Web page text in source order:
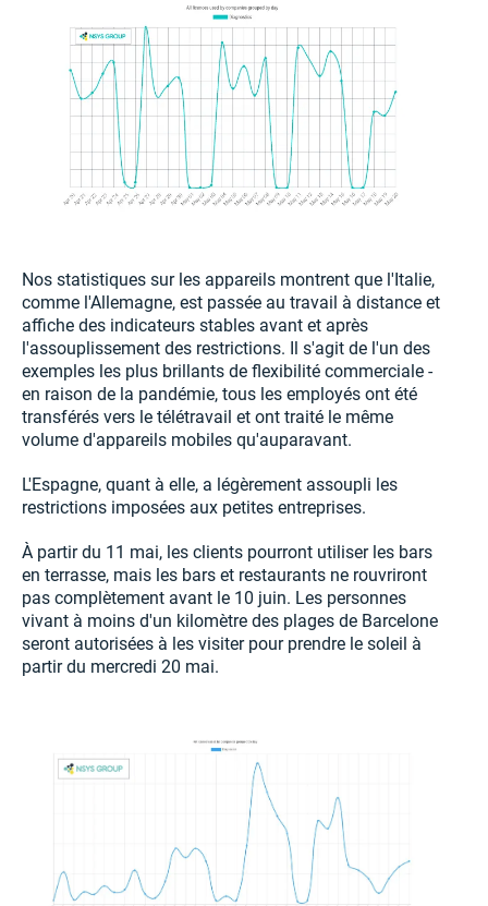
Nos statistiques sur les appareils montrent que l'Italie,
comme l'Allemagne, est passée au travail à distance et
affiche des indicateurs stables avant et après
l'assouplissement des restrictions. Il s'agit de l'un des
exemples les plus brillants de flexibilité commerciale -
en raison de la pandémie, tous les employés ont été
transférés vers le télétravail et ont traité le même
volume d'appareils mobiles qu'auparavant.
L'Espagne, quant à elle, a légèrement assoupli les
restrictions imposées aux petites entreprises.
À partir du 11 mai, les clients pourront utiliser les bars
en terrasse, mais les bars et restaurants ne rouvriront
pas complètement avant le 10 juin. Les personnes
vivant à moins d'un kilomètre des plages de Barcelone
seront autorisées à les visiter pour prendre le soleil à
partir du mercredi 20 mai.